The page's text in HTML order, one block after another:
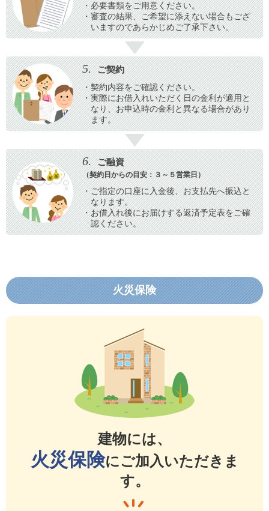
・必要書類をご用意ください。
・審査の結果、ご希望に添えない場合もござ
いますのであらかじめご了承下さい。
5. ご契約
・契約内容をご確認ください。
・実際にお借入れいただく日の金利が適用と
なり、お申込時の金利と異なる場合があり
ます。
6. ご融資
（契約日からの目安：３～５営業日）
・ご指定の口座に入金後、お支払先へ振込と
なります。
・お借入れ後にお届けする返済予定表をご確
認ください。
火災保険
建物には、
火災保険にご加入いただきま
す。